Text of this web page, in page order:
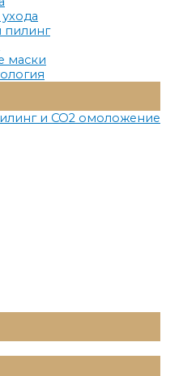
пилинг
маски
Меню
и СО2 омоложение
Меню